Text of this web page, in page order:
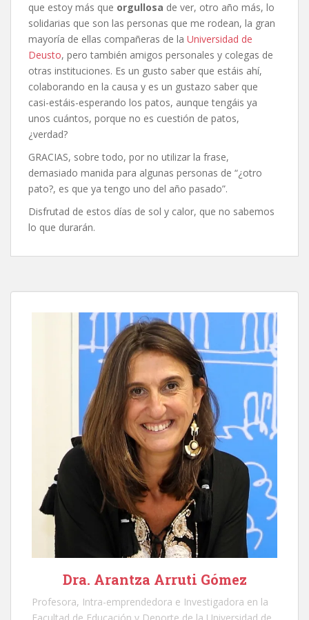
que estoy más que orgullosa de ver, otro año más, lo
solidarias que son las personas que me rodean, la gran
mayoría de ellas compañeras de la Universidad de
Deusto, pero también amigos personales y colegas de
otras instituciones. Es un gusto saber que estáis ahí,
colaborando en la causa y es un gustazo saber que
casi-estáis-esperando los patos, aunque tengáis ya
unos cuántos, porque no es cuestión de patos,
¿verdad?
GRACIAS, sobre todo, por no utilizar la frase,
demasiado manida para algunas personas de “¿otro
pato?, es que ya tengo uno del año pasado”.
Disfrutad de estos días de sol y calor, que no sabemos
lo que durarán.
Dra. Arantza Arruti Gómez
Profesora, Intra-emprendedora e Investigadora en la